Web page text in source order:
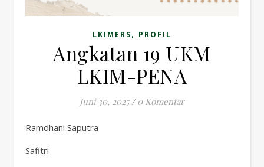
LKIMERS, PROFIL
Angkatan 19 UKM
LKIM-PENA
Juni 30, 2025 / 0 Komentar
Ramdhani Saputra
Safitri